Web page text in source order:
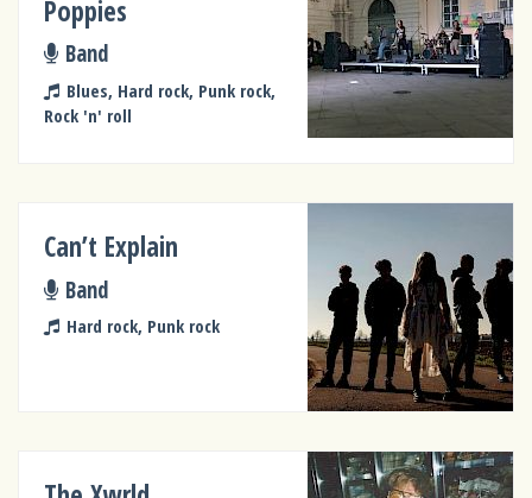
Poppies
Band
Blues, Hard rock, Punk rock,
Rock 'n' roll
Can’t Explain
Band
Hard rock, Punk rock